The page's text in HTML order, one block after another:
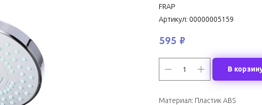
FRAP
Артикул: 00000005159
595 ₽
В
Материал: Пластик ABS